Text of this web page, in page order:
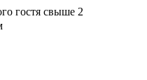
гостя свыше 2